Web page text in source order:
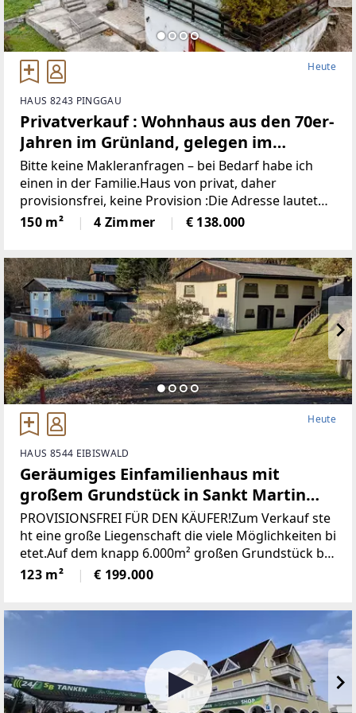
Heute
HAUS 8243 PINGGAU
Privatverkauf : Wohnhaus aus den 70er-
Jahren im Grünland, gelegen im
idyllischen Wechselgebiet
(Provisionsfrei)
Bitte keine Makleranfragen – bei Bedarf habe ich
einen in der Familie.Haus von privat, daher
provisionsfrei, keine Provision :Die Adresse lautet
“8243 Pinggau, Wiesenhöf 43“. Achtung : in
manchen Navis(auch
150 m² 4 Zimmer € 138.000
Heute
HAUS 8544 EIBISWALD
Geräumiges Einfamilienhaus mit
großem Grundstück in Sankt Martin
(Provisionsfrei)
PROVISIONSFREI FÜR DEN KÄUFER!Zum Verkauf ste
ht eine große Liegenschaft die viele Möglichkeiten bi
etet.Auf dem knapp 6.000m² großen Grundstück be
findet sich ein Wohngebäude bestehend aus derzeit
zwei getrennten Wohnungen, einem großen zweist
t angrenzendem Pool / Teich.* Das gesamte Grunds
tück wurde neu vermessen und ist im Grenzkataster
eingetragen.* Sämtliche Gebäude wurden neu Bau
bewilligt* Neuer Hauptstromanschluss sowie ein ne
uer Hauptverteilerkasten* Neuer Hauptwasseransc
123 m² € 199.000